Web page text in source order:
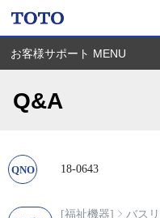
お客様サポート MENU
Q&A
18-0643
[福祉機器] バス